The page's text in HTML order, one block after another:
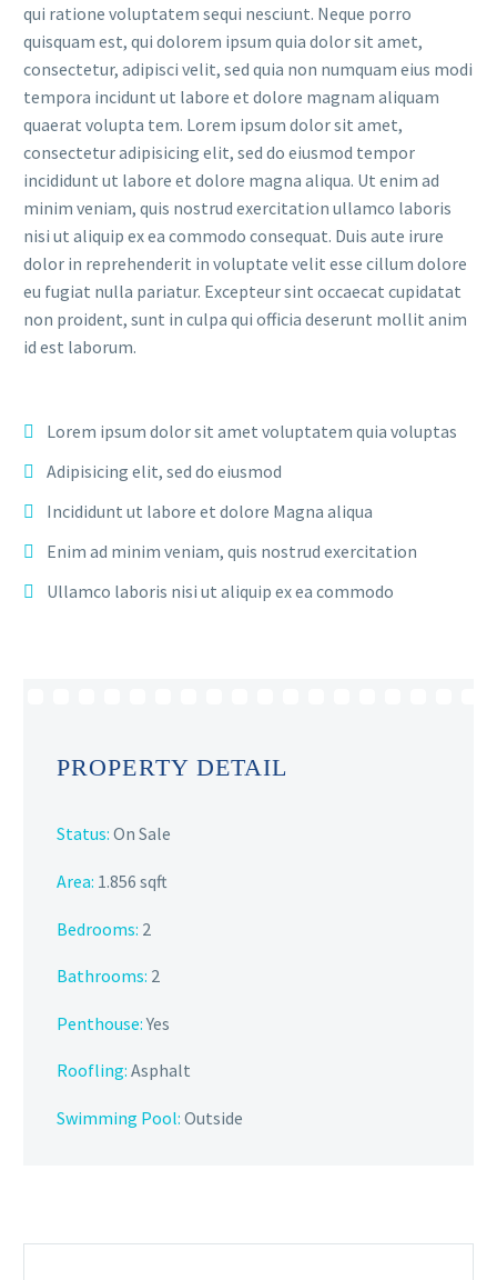
qui ratione voluptatem sequi nesciunt. Neque porro
quisquam est, qui dolorem ipsum quia dolor sit amet,
consectetur, adipisci velit, sed quia non numquam eius modi
tempora incidunt ut labore et dolore magnam aliquam
quaerat volupta tem. Lorem ipsum dolor sit amet,
consectetur adipisicing elit, sed do eiusmod tempor
incididunt ut labore et dolore magna aliqua. Ut enim ad
minim veniam, quis nostrud exercitation ullamco laboris
nisi ut aliquip ex ea commodo consequat. Duis aute irure
dolor in reprehenderit in voluptate velit esse cillum dolore
eu fugiat nulla pariatur. Excepteur sint occaecat cupidatat
non proident, sunt in culpa qui officia deserunt mollit anim
id est laborum.
Lorem ipsum dolor sit amet voluptatem quia voluptas
Adipisicing elit, sed do eiusmod
Incididunt ut labore et dolore Magna aliqua
Enim ad minim veniam, quis nostrud exercitation
Ullamco laboris nisi ut aliquip ex ea commodo
PROPERTY DETAIL
Status: On Sale
Area: 1.856 sqft
Bedrooms: 2
Bathrooms: 2
Penthouse:Yes
Roofling: Asphalt
Swimming Pool: Outside